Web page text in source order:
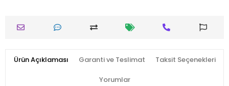
Ürün Açıklaması Garanti ve Teslimat Taksit Seçenekleri
Yorumlar